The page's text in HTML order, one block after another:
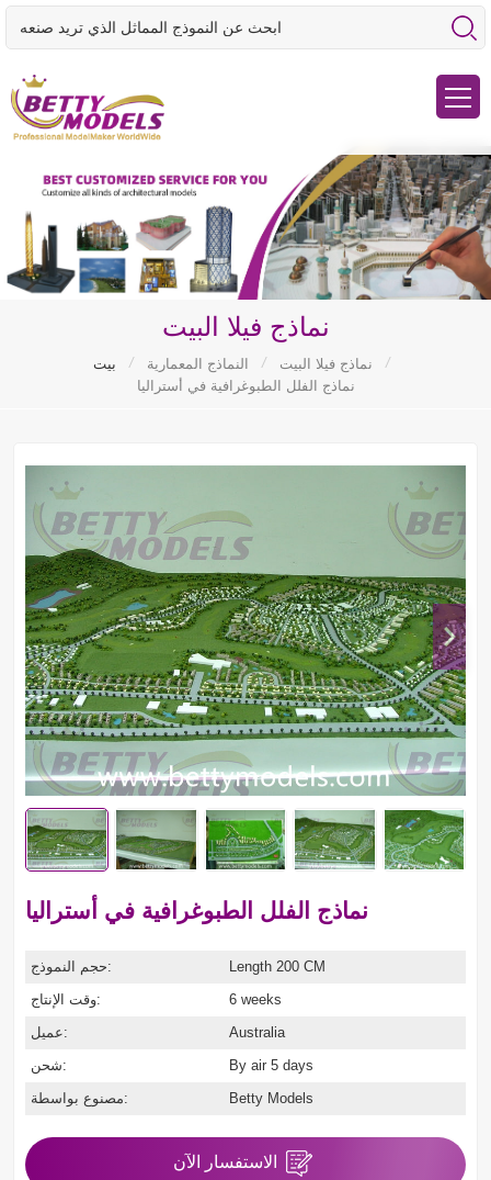
نماذج فيلا البيت
بيت / النماذج المعمارية / نماذج فيلا البيت
/
نماذج الفلل الطبوغرافية في أستراليا
نماذج الفلل الطبوغرافية في أستراليا
حجم النموذج:
Length 200 CM
وقت الإنتاج:
6 weeks
عميل:
Australia
شحن:
By air 5 days
مصنوع بواسطة:
Betty Models
الاستفسار الآن